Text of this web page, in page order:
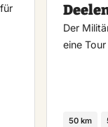
Der
eine
50 km